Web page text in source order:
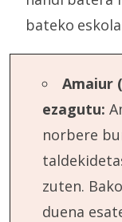
bateko
Amaiur
ezagutu:
norbere
zuten.
duena